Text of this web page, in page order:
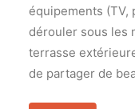
équipements (TV,
dérouler sous les
terrasse
de partager de